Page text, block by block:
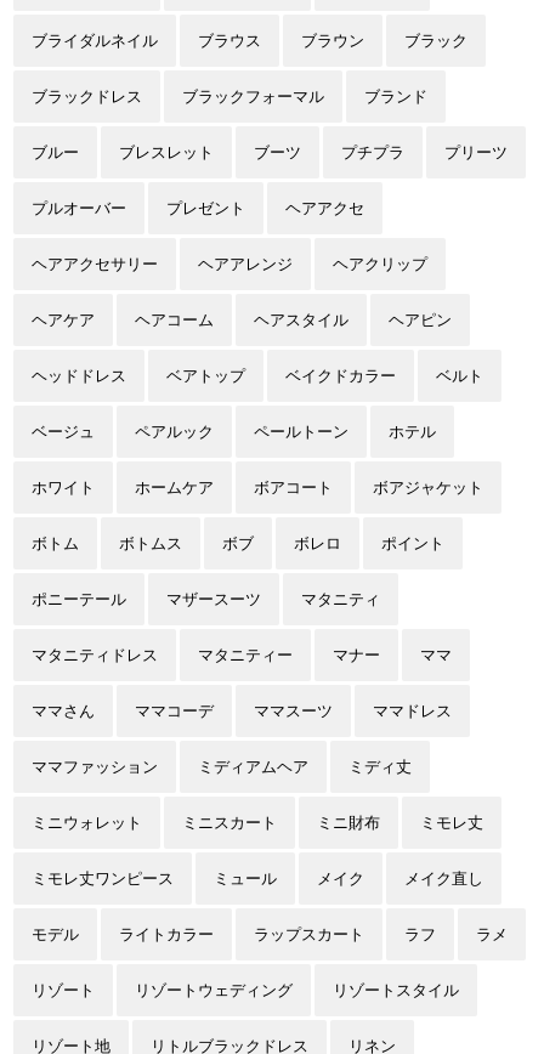
ブライダルネイル ブラウス ブラウン ブラック
ブラックドレス ブラックフォーマル ブランド
ブルー ブレスレット ブーツ プチプラ プリーツ
プルオーバー プレゼント ヘアアクセ
ヘアアクセサリー ヘアアレンジ ヘアクリップ
ヘアケア ヘアコーム ヘアスタイル ヘアピン
ヘッドドレス ベアトップ ベイクドカラー ベルト
ベージュ ペアルック ペールトーン ホテル
ホワイト ホームケア ボアコート ボアジャケット
ボトム ボトムス ボブ ボレロ ポイント
ポニーテール マザースーツ マタニティ
マタニティドレス マタニティー マナー ママ
ママさん ママコーデ ママスーツ ママドレス
ママファッション ミディアムヘア ミディ丈
ミニウォレット ミニスカート ミニ財布 ミモレ丈
ミモレ丈ワンピース ミュール メイク メイク直し
モデル ライトカラー ラップスカート ラフ ラメ
リゾート リゾートウェディング リゾートスタイル
リゾート地 リトルブラックドレス リネン